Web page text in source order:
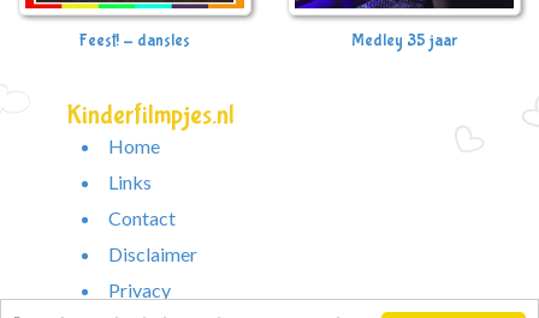
Feest! - dansles Medley 35 jaar
Kinderfilmpjes.nl
Home
Links
Contact
Disclaimer
Privacy